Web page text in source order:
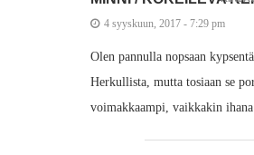
4 syyskuun, 2017 - 7:29 pm
Olen pannulla nopsaan
Herkullista, mutta tosiaan se
voimakkaampi, vaikkakin ihana.